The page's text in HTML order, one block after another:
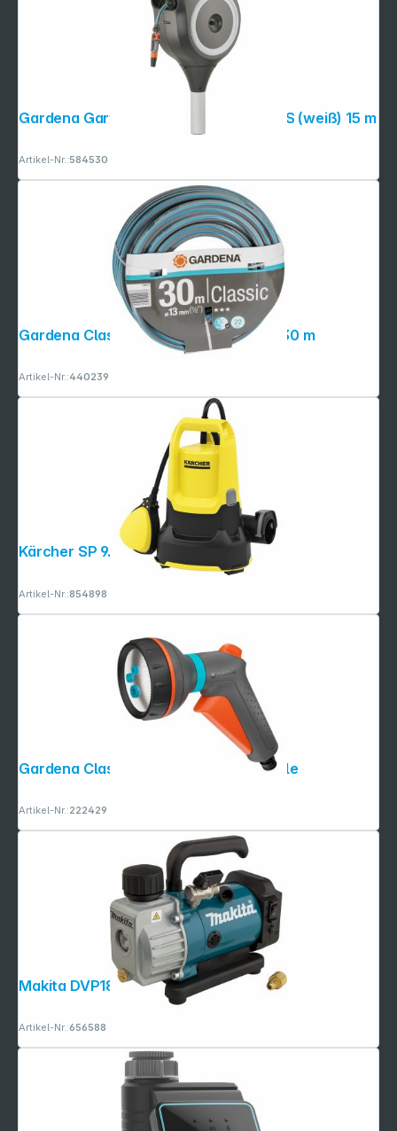
Gardena Garten-Schlauchbox RollUp S (weiß) 15 m
Artikel-Nr.:584530
Gardena Classic Schlauch 13mm 1/2" 30 m
Artikel-Nr.:440239
Kärcher SP 9.000 Flat
Artikel-Nr.:854898
Gardena Classic Multifunktions- pistole
Artikel-Nr.:222429
Makita DVP180Z Vakuumpumpe
Artikel-Nr.:656588
Folgen Sie uns auf